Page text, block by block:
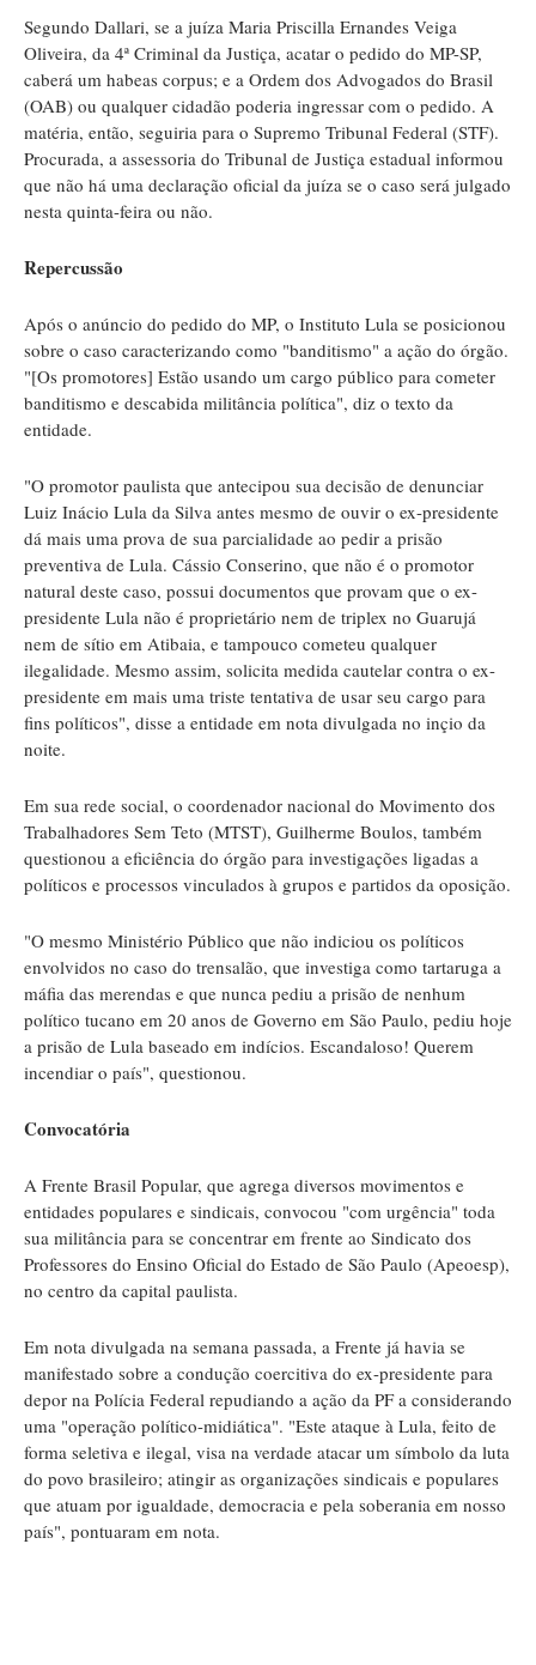
Segundo Dallari, se a juíza Maria Priscilla Ernandes Veiga
Oliveira, da 4ª Criminal da Justiça, acatar o pedido do MP-SP,
caberá um habeas corpus; e a Ordem dos Advogados do Brasil
(OAB) ou qualquer cidadão poderia ingressar com o pedido. A
matéria, então, seguiria para o Supremo Tribunal Federal (STF).
Procurada, a assessoria do Tribunal de Justiça estadual informou
que não há uma declaração oficial da juíza se o caso será julgado
nesta quinta-feira ou não.
Repercussão
Após o anúncio do pedido do MP, o Instituto Lula se posicionou
sobre o caso caracterizando como "banditismo" a ação do órgão.
"[Os promotores] Estão usando um cargo público para cometer
banditismo e descabida militância política", diz o texto da
entidade.
"O promotor paulista que antecipou sua decisão de denunciar
Luiz Inácio Lula da Silva antes mesmo de ouvir o ex-presidente
dá mais uma prova de sua parcialidade ao pedir a prisão
preventiva de Lula. Cássio Conserino, que não é o promotor
natural deste caso, possui documentos que provam que o ex-
presidente Lula não é proprietário nem de triplex no Guarujá
nem de sítio em Atibaia, e tampouco cometeu qualquer
ilegalidade. Mesmo assim, solicita medida cautelar contra o ex-
presidente em mais uma triste tentativa de usar seu cargo para
fins políticos", disse a entidade em nota divulgada no inçio da
noite.
Em sua rede social, o coordenador nacional do Movimento dos
Trabalhadores Sem Teto (MTST), Guilherme Boulos, também
questionou a eficiência do órgão para investigações ligadas a
políticos e processos vinculados à grupos e partidos da oposição.
"O mesmo Ministério Público que não indiciou os políticos
envolvidos no caso do trensalão, que investiga como tartaruga a
máfia das merendas e que nunca pediu a prisão de nenhum
político tucano em 20 anos de Governo em São Paulo, pediu hoje
a prisão de Lula baseado em indícios. Escandaloso! Querem
incendiar o país", questionou.
Convocatória
A Frente Brasil Popular, que agrega diversos movimentos e
entidades populares e sindicais, convocou "com urgência" toda
sua militância para se concentrar em frente ao Sindicato dos
Professores do Ensino Oficial do Estado de São Paulo (Apeoesp),
no centro da capital paulista.
Em nota divulgada na semana passada, a Frente já havia se
manifestado sobre a condução coercitiva do ex-presidente para
depor na Polícia Federal repudiando a ação da PF a considerando
uma "operação político-midiática". "Este ataque à Lula, feito de
forma seletiva e ilegal, visa na verdade atacar um símbolo da luta
do povo brasileiro; atingir as organizações sindicais e populares
que atuam por igualdade, democracia e pela soberania em nosso
país", pontuaram em nota.